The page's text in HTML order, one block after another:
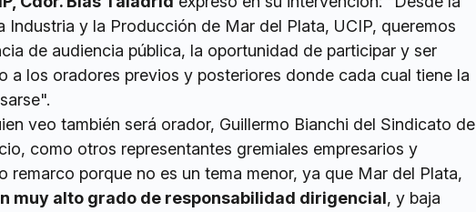
Industria y la Producción de Mar del Plata, UCIP, queremos
de audiencia pública, la oportunidad de participar y ser
a los oradores previos y posteriores donde cada cual tiene la
veo también será orador, Guillermo Bianchi del Sindicato de
como otros representantes gremiales empresarios y
remarco porque no es un tema menor, ya que Mar del Plata,
muy alto grado de responsabilidad dirigencial, y baja